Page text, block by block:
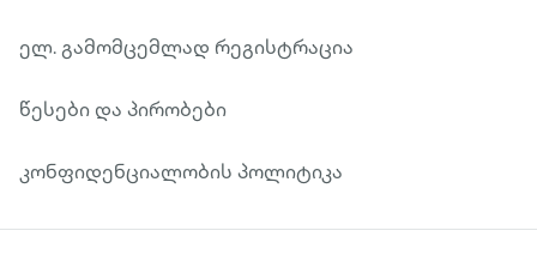
ელ. გამომცემლად რეგისტრაცია
წესები და პირობები
კონფიდენციალობის პოლიტიკა